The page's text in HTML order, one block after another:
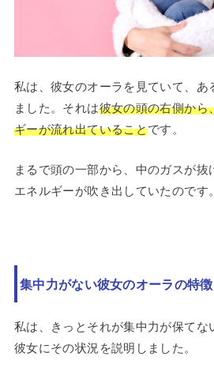
私は、彼女のオーラを見ていて、あ
ました。それは彼女の頭の右側から
ギーが流れ出ていることです。
まるで頭の一部から、中のガスが抜
エネルギーが吹き出していたのです。
集中力がない彼女のオーラの特徴
私は、きっとそれが集中力が保てな
彼女にその状況を説明しました。